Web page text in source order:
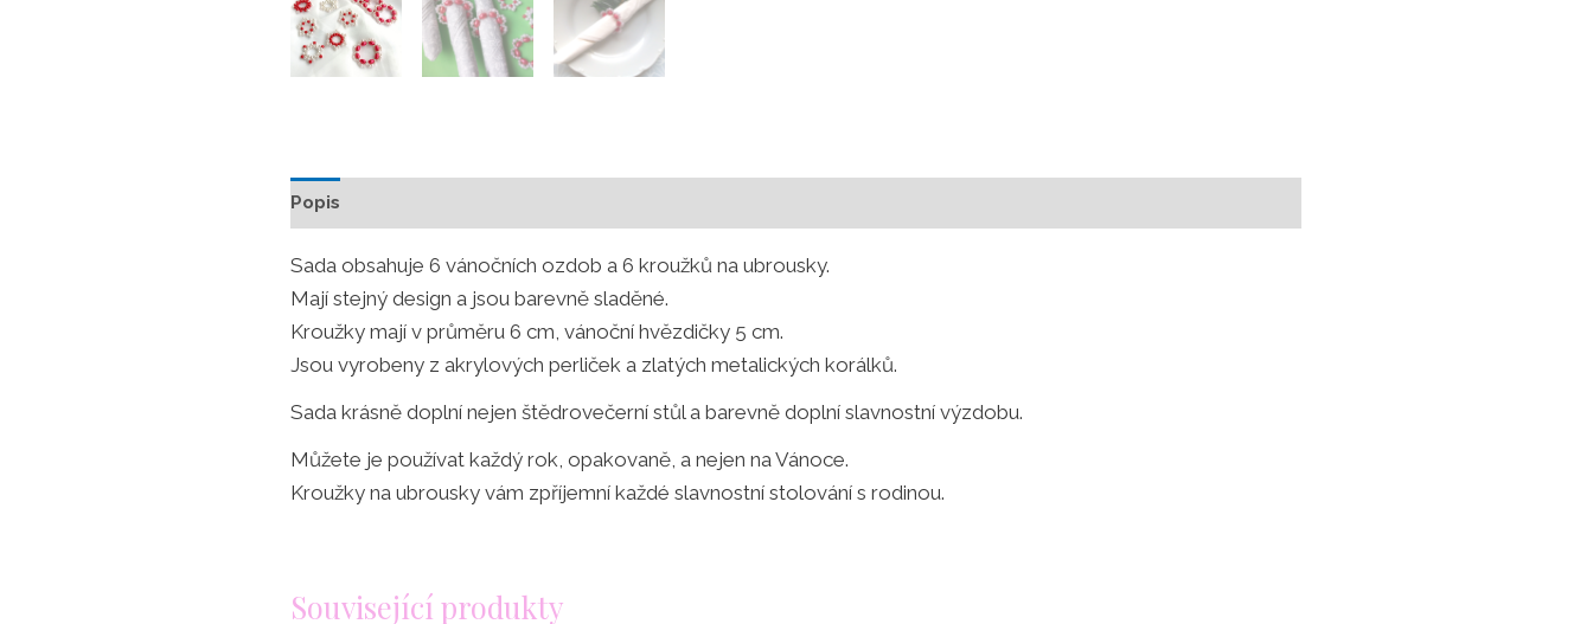
Popis
Sada obsahuje 6 vánočních ozdob a 6 kroužků na ubrousky.
Mají stejný design a jsou barevně sladěné.
Kroužky mají v průměru 6 cm, vánoční hvězdičky 5 cm.
Jsou vyrobeny z akrylových perliček a zlatých metalických korálků.
Sada krásně doplní nejen štědrovečerní stůl a barevně doplní slavnostní výzdobu.
Můžete je používat každý rok, opakovaně, a nejen na Vánoce.
Kroužky na ubrousky vám zpříjemní každé slavnostní stolování s rodinou.
Související produkty